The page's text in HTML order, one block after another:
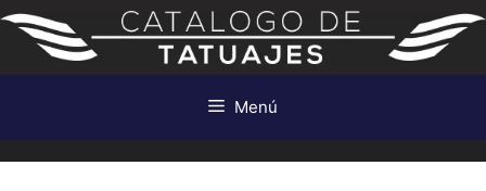
Saltar
contenido
Menú